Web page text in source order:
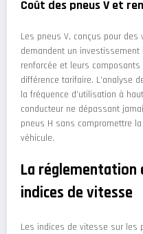
Coût des pneus V et
Les pneus V, conçus pour
demandent un
renforcée et leurs
différence tarifaire. L’analyse
la fréquence d’utilisation à
conducteur ne dépassant
pneus H sans compromettre
véhicule.
La réglementation
indices de vitesse
Les indices de vitesse sur les